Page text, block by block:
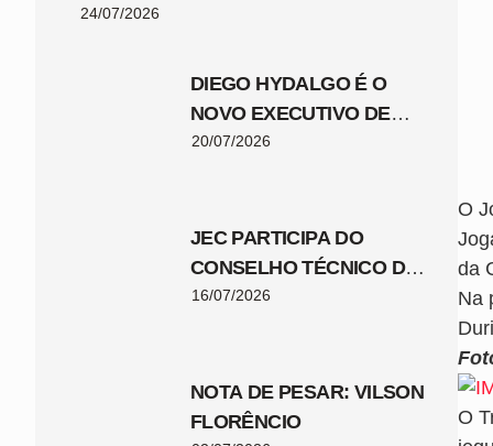
24/07/2026
DIEGO HYDALGO É O
NOVO EXECUTIVO DE
FUTEBOL DO JEC
20/07/2026
JEC PARTICIPA DO
CONSELHO TÉCNICO DA
COPA SANTA CATARINA
16/07/2026
NOTA DE PESAR: VILSON
FLORÊNCIO
O
da
Na
O